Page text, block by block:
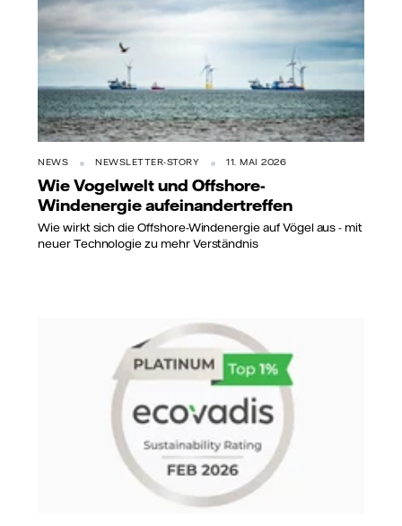
NEWS NEWSLETTER-STORY 11. MAI 2026
Wie Vogelwelt und Offshore-
Windenergie aufeinandertreffen
Wie wirkt sich die Offshore-Windenergie auf Vögel aus - mit
neuer Technologie zu mehr Verständnis